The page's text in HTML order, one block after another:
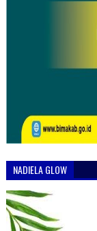
NADIELA GLOW